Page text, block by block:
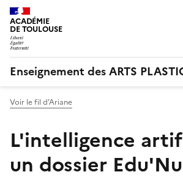
ACADÉMIE
DE TOULOUSE
Enseignement des ARTS
Voir le fil d’Ariane
L'intelligence
un dossier